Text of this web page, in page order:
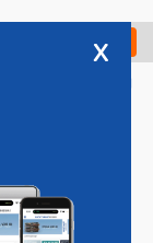
Check in
x